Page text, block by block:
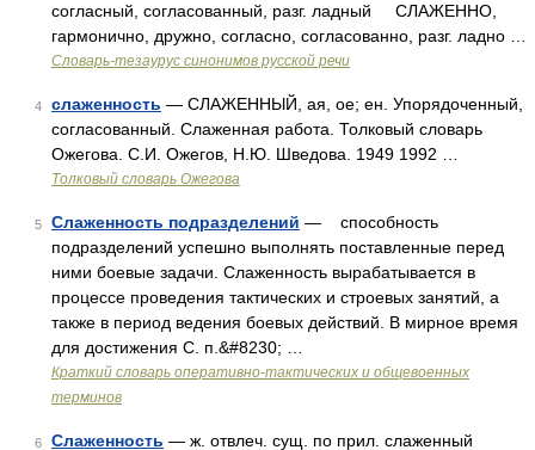
согласный, согласованный, разг. ладный СЛАЖЕННО,
гармонично, дружно, согласно, согласованно, разг. ладно …
Словарь-тезаурус синонимов русской речи
4 слаженность — СЛАЖЕННЫЙ, ая, ое; ен. Упорядоченный,
согласованный. Слаженная работа. Толковый словарь
Ожегова. С.И. Ожегов, Н.Ю. Шведова. 1949 1992 …
Толковый словарь Ожегова
5 Слаженность подразделений — способность
подразделений успешно выполнять поставленные перед
ними боевые задачи. Слаженность вырабатывается в
процессе проведения тактических и строевых занятий, а
также в период ведения боевых действий. В мирное время
для достижения С. п.&#8230; …
Краткий словарь оперативно-тактических и общевоенных
терминов
6 Слаженность — ж. отвлеч. сущ. по прил. слаженный